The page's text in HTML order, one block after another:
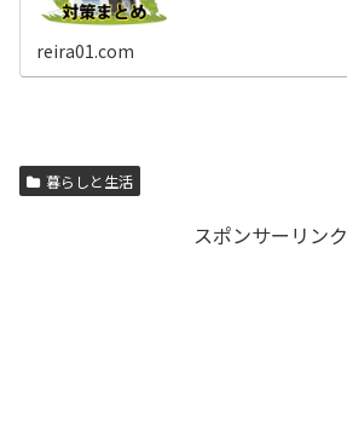
reira01.com
暮らしと生活
スポンサーリンク